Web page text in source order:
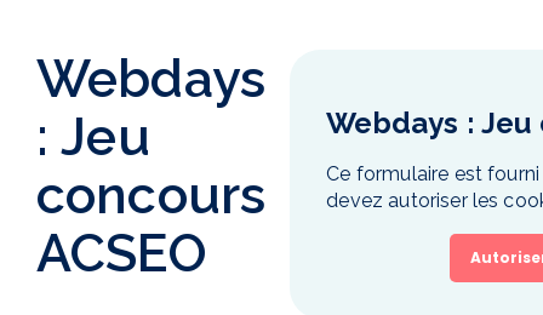
Webdays
: Jeu
concours
ACSEO
Webdays : Jeu
Ce formulaire est
devez autoriser les